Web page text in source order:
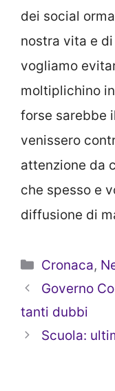
dei social
nostra vita e
vogliamo
moltiplichino
forse sarebbe
venissero
attenzione da
che spesso e
diffusione di
Categorie
Cronaca,
Governo
tanti dubbi
Scuola: